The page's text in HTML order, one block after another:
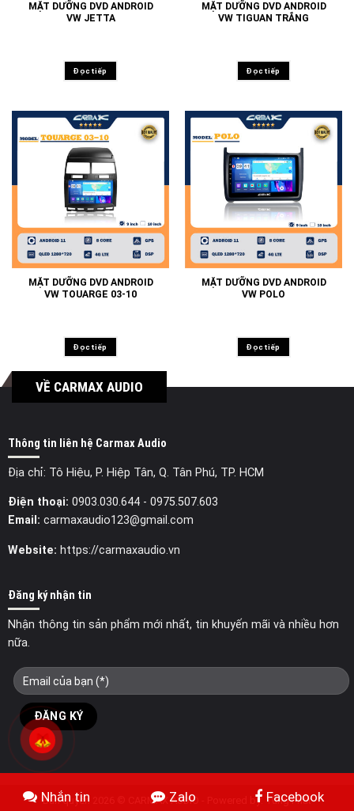
MẶT DƯỠNG DVD ANDROID
VW JETTA
Đọc tiếp
MẶT DƯỠNG DVD ANDROID
VW TIGUAN TRẮNG
Đọc tiếp
MẶT DƯỠNG DVD ANDROID
VW TOUARGE 03-10
Đọc tiếp
MẶT DƯỠNG DVD ANDROID
VW POLO
Đọc tiếp
VỀ CARMAX AUDIO
Thông tin liên hệ Carmax Audio
Địa chỉ: Tô Hiệu, P. Hiệp Tân, Q. Tân Phú, TP. HCM
Điện thoại: 0903.030.644- 0975.507.603
Email: carmaxaudio123@gmail.com
Website: https://carmaxaudio.vn
Đăng ký nhận tin
Nhận thông tin sản phẩm mới nhất, tin khuyến mãi và nhiều hơn
nữa.
Bản quyền 2026 © CARMAX AUDIO - Powered by: Tùng Phát
Nhắn tin Zalo Facebook